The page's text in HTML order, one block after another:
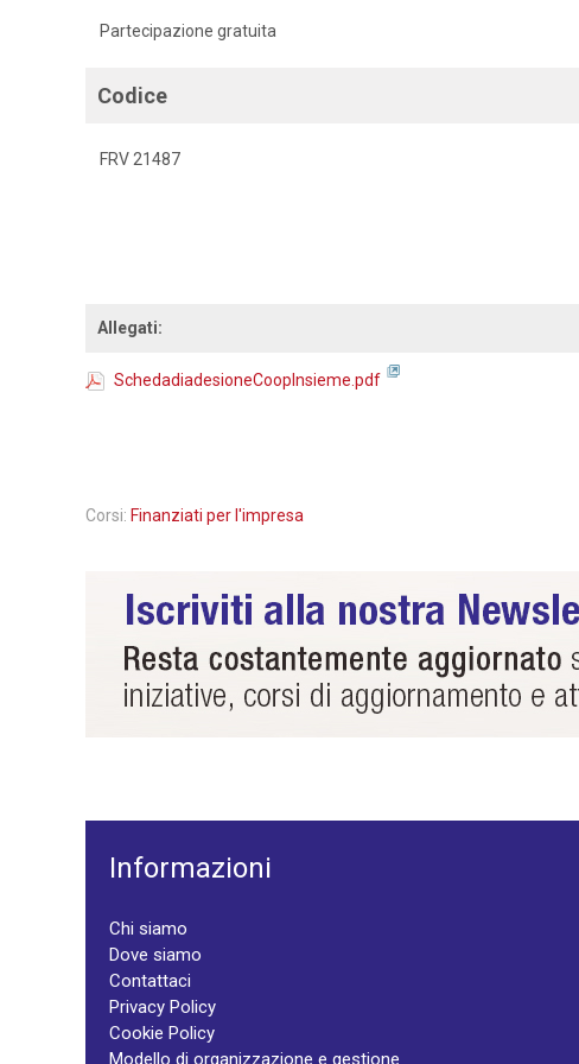
Partecipazione gratuita
Codice
FRV 21487
Allegati:
SchedadiadesioneCoopInsieme.pdf
Corsi: Finanziati per l'impresa
Informazioni
Chi siamo
Dove siamo
Contattaci
Privacy Policy
Cookie Policy
Modello di organizzazione e gestione